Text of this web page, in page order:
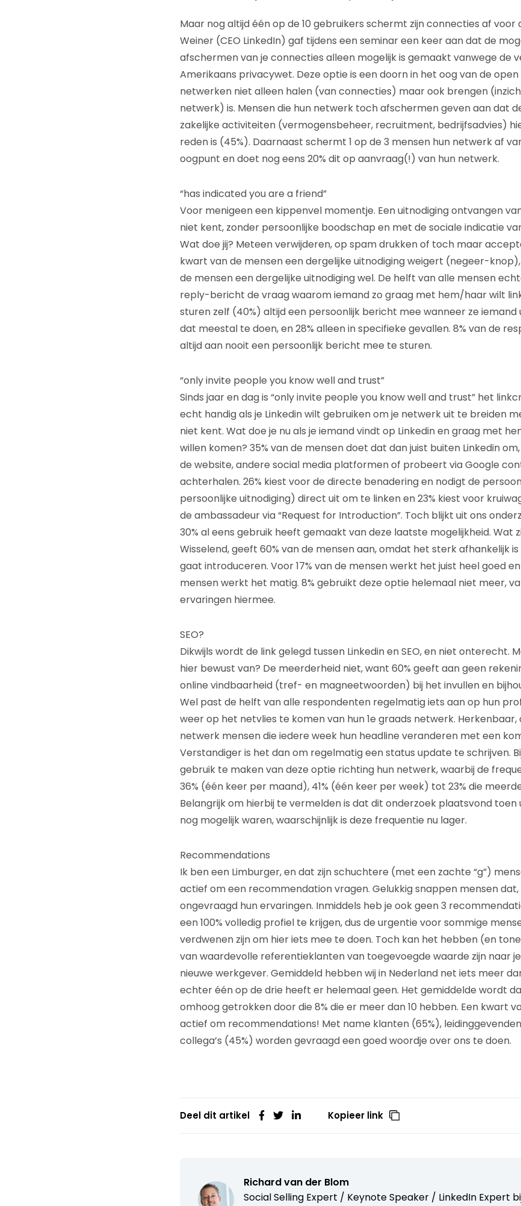
Maar nog altijd één op de 10 gebruikers schermt zijn connecties af
Weiner (CEO LinkedIn) gaf tijdens een seminar een keer aan dat de
afschermen van je connecties alleen mogelijk is gemaakt vanwege de
Amerikaans privacywet. Deze optie is een doorn in het oog van de
netwerken niet alleen halen (van connecties) maar ook brengen
netwerk) is. Mensen die hun netwerk toch afschermen geven aan dat
zakelijke activiteiten (vermogensbeheer, recruitment, bedrijfsadvies)
reden is (45%). Daarnaast schermt 1 op de 3 mensen hun netwerk af
oogpunt en doet nog eens 20% dit op aanvraag(!) van hun netwerk.
“has indicated you are a friend”
Voor menigeen een kippenvel momentje. Een uitnodiging ontvangen
niet kent, zonder persoonlijke boodschap en met de sociale indicatie
Wat doe jij? Meteen verwijderen, op spam drukken of toch maar
kwart van de mensen een dergelijke uitnodiging weigert (negeer-
de mensen een dergelijke uitnodiging wel. De helft van alle mensen
reply-bericht de vraag waarom iemand zo graag met hem/haar wilt
sturen zelf (40%) altijd een persoonlijk bericht mee wanneer ze iemand
dat meestal te doen, en 28% alleen in specifieke gevallen. 8% van de
altijd aan nooit een persoonlijk bericht mee te sturen.
“only invite people you know well and trust”
Sinds jaar en dag is “only invite people you know well and trust” het
echt handig als je Linkedin wilt gebruiken om je netwerk uit te breiden
niet kent. Wat doe je nu als je iemand vindt op Linkedin en graag met
willen komen? 35% van de mensen doet dat dan juist buiten Linkedin
de website, andere social media platformen of probeert via Google
achterhalen. 26% kiest voor de directe benadering en nodigt de
persoonlijke uitnodiging) direct uit om te linken en 23% kiest voor
de ambassadeur via “Request for Introduction”. Toch blijkt uit ons
30% al eens gebruik heeft gemaakt van deze laatste mogelijkheid. Wat
Wisselend, geeft 60% van de mensen aan, omdat het sterk afhankelijk
gaat introduceren. Voor 17% van de mensen werkt het juist heel goed
mensen werkt het matig. 8% gebruikt deze optie helemaal niet meer,
ervaringen hiermee.
SEO?
Dikwijls wordt de link gelegd tussen Linkedin en SEO, en niet onterecht.
hier bewust van? De meerderheid niet, want 60% geeft aan geen
online vindbaarheid (tref- en magneetwoorden) bij het invullen en
Wel past de helft van alle respondenten regelmatig iets aan op hun
weer op het netvlies te komen van hun 1e graads netwerk. Herkenbaar,
netwerk mensen die iedere week hun headline veranderen met een
Verstandiger is het dan om regelmatig een status update te schrijven.
gebruik te maken van deze optie richting hun netwerk, waarbij de
36% (één keer per maand), 41% (één keer per week) tot 23% die
Belangrijk om hierbij te vermelden is dat dit onderzoek plaatsvond
nog mogelijk waren, waarschijnlijk is deze frequentie nu lager.
Recommendations
Ik ben een Limburger, en dat zijn schuchtere (met een zachte “g”)
actief om een recommendation vragen. Gelukkig snappen mensen dat,
ongevraagd hun ervaringen. Inmiddels heb je ook geen 3
een 100% volledig profiel te krijgen, dus de urgentie voor sommige
verdwenen zijn om hier iets mee te doen. Toch kan het hebben (en
van waardevolle referentieklanten van toegevoegde waarde zijn naar
nieuwe werkgever. Gemiddeld hebben wij in Nederland net iets meer
echter één op de drie heeft er helemaal geen. Het gemiddelde wordt
omhoog getrokken door die 8% die er meer dan 10 hebben. Een kwart
actief om recommendations! Met name klanten (65%),
collega’s (45%) worden gevraagd een goed woordje over ons te doen.
Deel dit artikel Kopieer link
Richard van der Blom
Social Selling Expert / Keynote Speaker / LinkedIn Expert